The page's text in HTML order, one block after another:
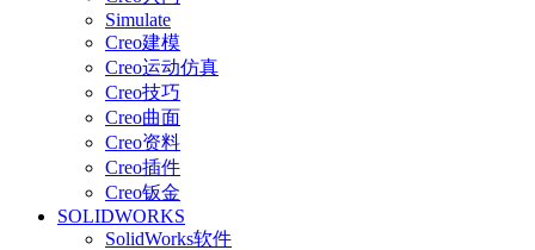
Simulate
Creo建模
Creo运动仿真
Creo技巧
Creo曲面
Creo资料
Creo插件
Creo钣金
SOLIDWORKS
SolidWorks软件